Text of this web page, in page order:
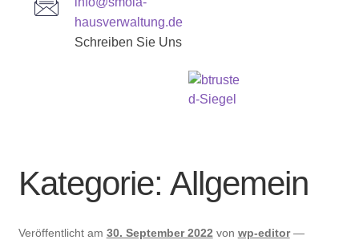
IMMOBILIEN ANGEBOTE
hausverwaltung.de
Schreiben Sie Uns
Immobilien und Inserate
Kategorie: Allgemein
Veröffentlicht am 30. September 2022 von wp-editor —